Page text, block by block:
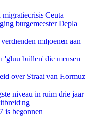
Ceuta
burgemeester Depla
miljoenen aan
'gluurbrillen' die mensen
over Straat van Hormuz
niveau in ruim drie jaar
is begonnen